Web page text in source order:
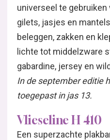
universeel te gebruiken
gilets, jasjes en
beleggen, zakken en
lichte tot middelzware
gabardine, jersey en
In de september editie
toegepast in jas 13.
Vlieseline H 410
Een superzachte